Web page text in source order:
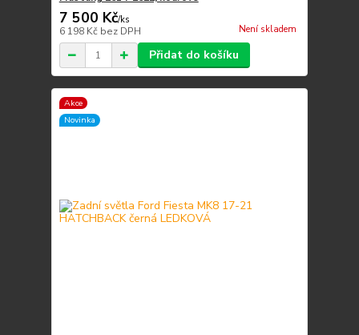
7 500 Kč/ks
6 198 Kč bez DPH Není skladem
Přidat do košíku
Akce
Novinka